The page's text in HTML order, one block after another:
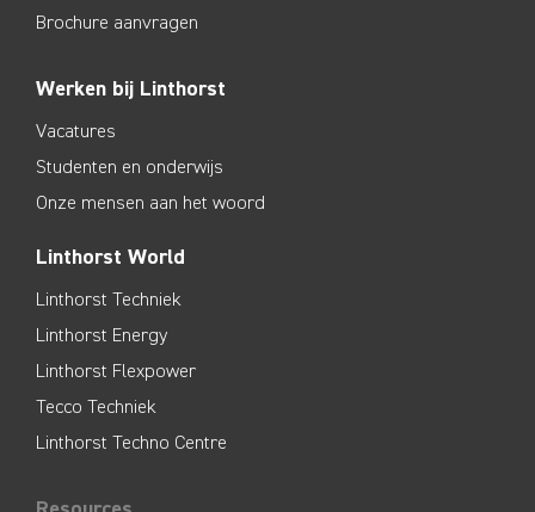
Brochure aanvragen
Werken bij Linthorst
Vacatures
Studenten en onderwijs
Onze mensen aan het woord
Linthorst World
Linthorst Techniek
Linthorst Energy
Linthorst Flexpower
Tecco Techniek
Linthorst Techno Centre